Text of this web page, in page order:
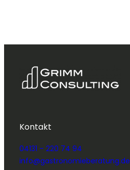
Kontakt
04131 – 220 74 94
info@gastronomieberatung.de